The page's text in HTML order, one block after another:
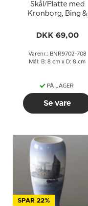
Skål/Platte med
Kronborg, Bing &
DKK 69,00
Varenr.: BNR9702-708
Mål: B: 8 cm x D: 8 cm
PÅ LAGER
Se vare
SPAR 22%